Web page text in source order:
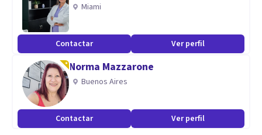
Miami
Contactar Ver perfil
Norma Mazzarone
Buenos Aires
Contactar Ver perfil